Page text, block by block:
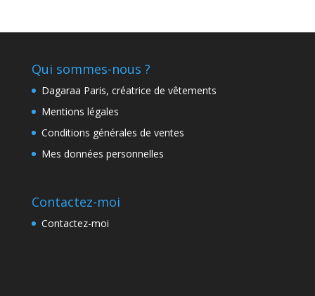
Qui sommes-nous ?
Dagaraa Paris, créatrice de vêtements
Mentions légales
Conditions générales de ventes
Mes données personnelles
Contactez-moi
Contactez-moi